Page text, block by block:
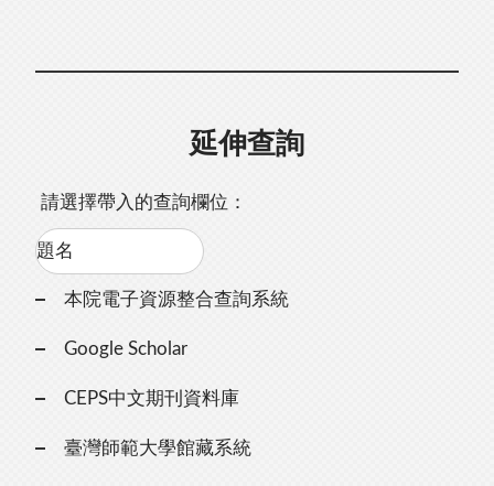
延伸查詢
請選擇帶入的查詢欄位：
本院電子資源整合查詢系統
Google Scholar
CEPS中文期刊資料庫
臺灣師範大學館藏系統